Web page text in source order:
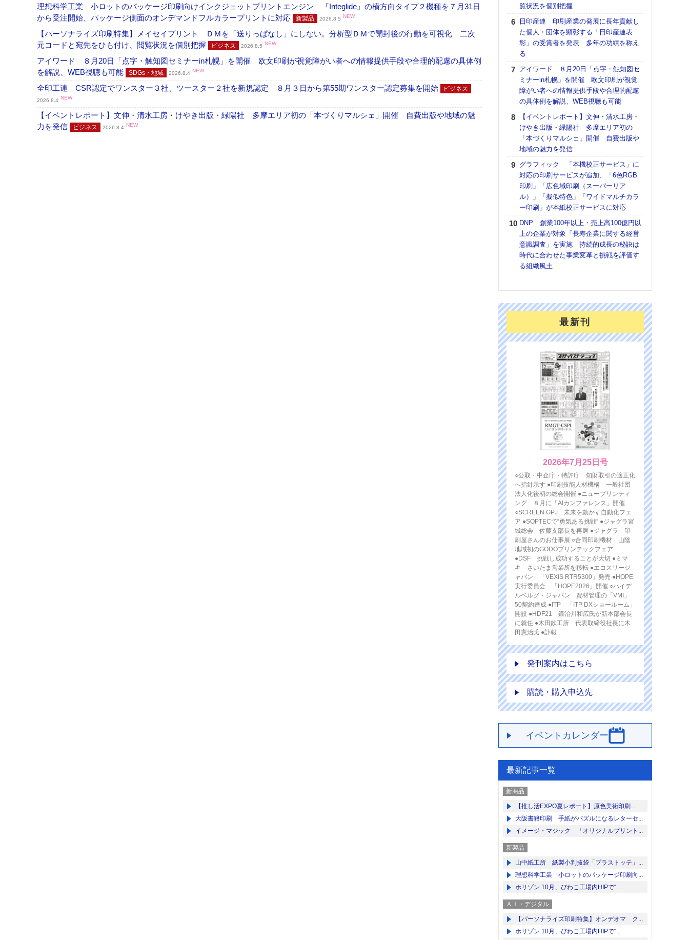
理想科学工業 小ロットのパッケージ印刷向けインクジェットプリントエンジン 『Integlide』の横方向タイプ２機種を７月31日
から受注開始、パッケージ側面のオンデマンドフルカラープリントに対応
新製品 2026.8.5 NEW
【パーソナライズ印刷特集】メイセイプリント ＤＭを「送りっぱなし」にしない。分析型ＤＭで開封後の行動を可視化 二次
元コードと宛先をひも付け、閲覧状況を個別把握
ビジネス 2026.8.5 NEW
アイワード ８月20日「点字・触知図セミナーin札幌」を開催 欧文印刷が視覚障がい者への情報提供手段や合理的配慮の具体例
を解説、WEB視聴も可能
SDGs・地域 2026.8.4 NEW
全印工連 CSR認定でワンスター３社、ツースター２社を新規認定 ８月３日から第55期ワンスター認定募集を開始 ビジネス
2026.8.4 NEW
【イベントレポート】文伸・清水工房・けやき出版・緑陽社 多摩エリア初の「本づくりマルシェ」開催 自費出版や地域の魅
力を発信
ビジネス 2026.8.4 NEW
覧状況を個別把握
日印産連 印刷産業の発展に長年貢献し
た個人・団体を顕彰する「日印産連表
彰」の受賞者を発表 多年の功績を称え
る
アイワード ８月20日「点字・触知図セ
ミナーin札幌」を開催 欧文印刷が視覚
障がい者への情報提供手段や合理的配慮
の具体例を解説、WEB視聴も可能
【イベントレポート】文伸・清水工房・
けやき出版・緑陽社 多摩エリア初の
「本づくりマルシェ」開催 自費出版や
地域の魅力を発信
グラフィック 「本機校正サービス」に
対応の印刷サービスが追加、「6色RGB
印刷」「広色域印刷（スーパーリア
ル）」「擬似特色」「ワイドマルチカラ
ー印刷」が本紙校正サービスに対応
DNP 創業100年以上・売上高100億円以
上の企業が対象「長寿企業に関する経営
意識調査」を実施 持続的成長の秘訣は
時代に合わせた事業変革と挑戦を評価す
る組織風土
最新刊
2026年7月25日号
○公取・中企庁・特許庁 知財取引の適正化
へ指針示す ●印刷技能人材機構 一般社団
法人化後初の総会開催 ●ニュープリンティ
ング ８月に「AIカンファレンス」開催
○SCREEN GPJ 未来を動かす自動化フェ
ア ●SOPTECで“勇気ある挑戦” ●ジャグラ宮
城総会 佐藤支部長を再選 ●ジャグラ 印
刷屋さんのお仕事展 ○合同印刷機材 山陰
地域初のGODOプリンテックフェア
●DSF 挑戦し成功することが大切 ●ミマ
キ さいたま営業所を移転 ●エコスリージ
ャパン 「VEXIS RTR5300」発売 ●HOPE
実行委員会 「HOPE2026」開催 ○ハイデ
ルベルグ・ジャパン 資材管理の「VMI」
50契約達成 ●ITP 「ITP DXショールーム」
開設 ●HDF21 鍛治川和広氏が新本部会長
に就任 ●木田鉄工所 代表取締役社長に木
田憲治氏 ●訃報
発刊案内はこちら
購読・購入申込先
イベントカレンダー
最新記事一覧
新商品
【推し活EXPO夏レポート】原色美術印刷...
大阪書籍印刷 手紙がパズルになるレターセ...
イメージ・マジック 「オリジナルプリント...
新製品
山中紙工所 紙製小判抜袋「プラストッテ」...
理想科学工業 小ロットのパッケージ印刷向...
ホリゾン 10月、びわこ工場内HIPで“...
ＡＩ・デジタル
【パーソナライズ印刷特集】オンデオマ ク...
ホリゾン 10月、びわこ工場内HIPで“...